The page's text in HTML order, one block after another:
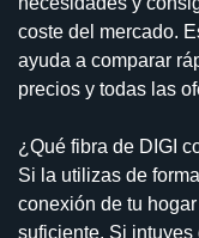
coste del mercado.
ayuda a comparar
precios y todas las
¿Qué fibra de DIGI
Si la utilizas de
conexión de tu
suficiente. Si